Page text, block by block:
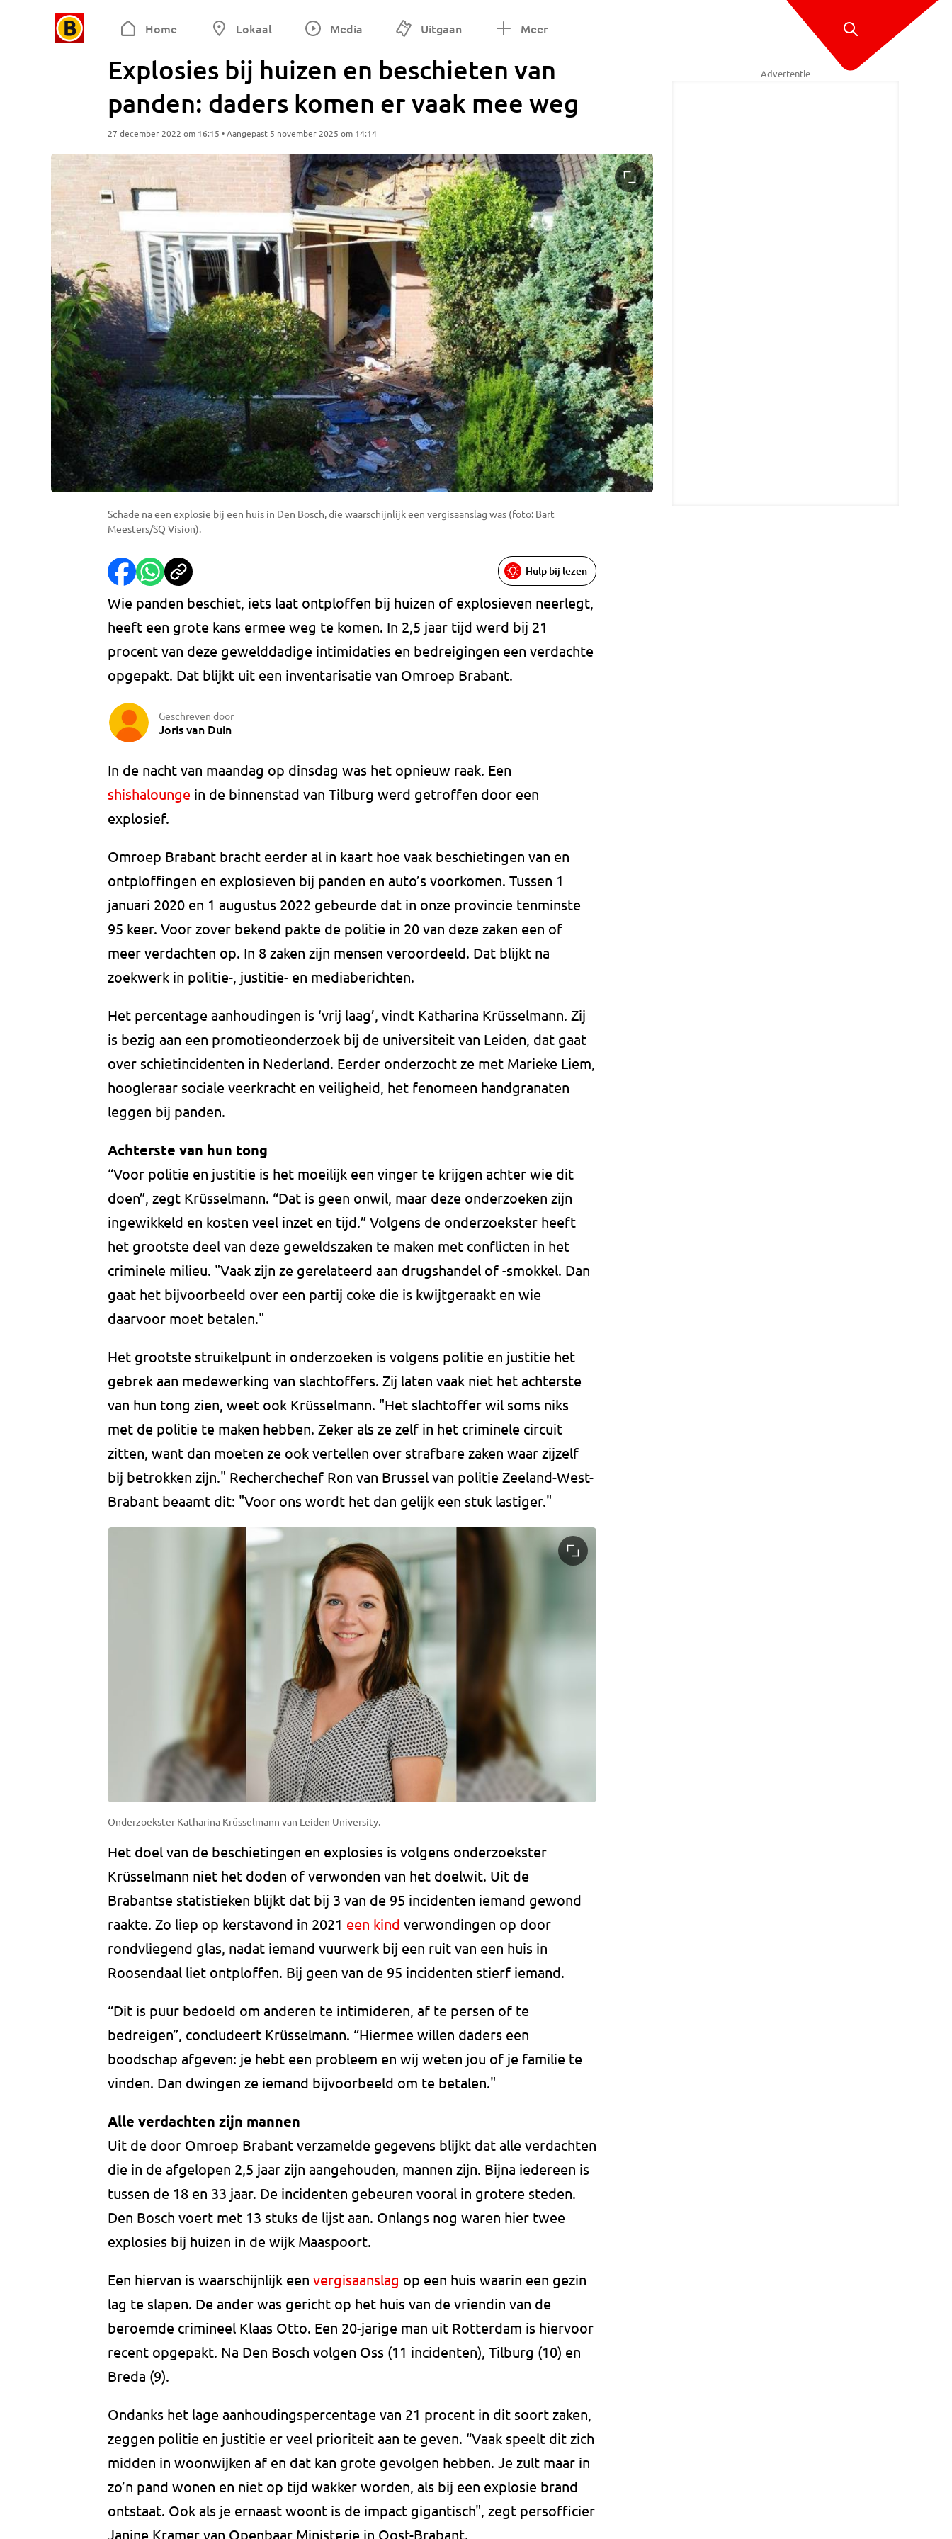
Home Lokaal Media Uitgaan Meer
Explosies bij huizen en beschieten van
panden: daders komen er vaak mee weg
27 december 2022 om 16:15 • Aangepast 5 november 2025 om 14:14
Schade na een explosie bij een huis in Den Bosch, die waarschijnlijk een vergisaanslag was (foto: Bart
Meesters/SQ Vision).
Hulp bij lezen
Wie panden beschiet, iets laat ontploffen bij huizen of explosieven neerlegt,
heeft een grote kans ermee weg te komen. In 2,5 jaar tijd werd bij 21
procent van deze gewelddadige intimidaties en bedreigingen een verdachte
opgepakt. Dat blijkt uit een inventarisatie van Omroep Brabant.
Geschreven door
Joris van Duin
In de nacht van maandag op dinsdag was het opnieuw raak. Een
shishalounge in de binnenstad van Tilburg werd getroffen door een
explosief.
Omroep Brabant bracht eerder al in kaart hoe vaak beschietingen van en
ontploffingen en explosieven bij panden en auto’s voorkomen. Tussen 1
januari 2020 en 1 augustus 2022 gebeurde dat in onze provincie tenminste
95 keer. Voor zover bekend pakte de politie in 20 van deze zaken een of
meer verdachten op. In 8 zaken zijn mensen veroordeeld. Dat blijkt na
zoekwerk in politie-, justitie- en mediaberichten.
Het percentage aanhoudingen is ‘vrij laag’, vindt Katharina Krüsselmann. Zij
is bezig aan een promotieonderzoek bij de universiteit van Leiden, dat gaat
over schietincidenten in Nederland. Eerder onderzocht ze met Marieke Liem,
hoogleraar sociale veerkracht en veiligheid, het fenomeen handgranaten
leggen bij panden.
Achterste van hun tong
“Voor politie en justitie is het moeilijk een vinger te krijgen achter wie dit
doen”, zegt Krüsselmann. “Dat is geen onwil, maar deze onderzoeken zijn
ingewikkeld en kosten veel inzet en tijd.” Volgens de onderzoekster heeft
het grootste deel van deze geweldszaken te maken met conflicten in het
criminele milieu. "Vaak zijn ze gerelateerd aan drugshandel of -smokkel. Dan
gaat het bijvoorbeeld over een partij coke die is kwijtgeraakt en wie
daarvoor moet betalen."
Het grootste struikelpunt in onderzoeken is volgens politie en justitie het
gebrek aan medewerking van slachtoffers. Zij laten vaak niet het achterste
van hun tong zien, weet ook Krüsselmann. "Het slachtoffer wil soms niks
met de politie te maken hebben. Zeker als ze zelf in het criminele circuit
zitten, want dan moeten ze ook vertellen over strafbare zaken waar zijzelf
bij betrokken zijn." Recherchechef Ron van Brussel van politie Zeeland-West-
Brabant beaamt dit: "Voor ons wordt het dan gelijk een stuk lastiger."
Onderzoekster Katharina Krüsselmann van Leiden University.
Het doel van de beschietingen en explosies is volgens onderzoekster
Krüsselmann niet het doden of verwonden van het doelwit. Uit de
Brabantse statistieken blijkt dat bij 3 van de 95 incidenten iemand gewond
raakte. Zo liep op kerstavond in 2021 een kind verwondingen op door
rondvliegend glas, nadat iemand vuurwerk bij een ruit van een huis in
Roosendaal liet ontploffen. Bij geen van de 95 incidenten stierf iemand.
“Dit is puur bedoeld om anderen te intimideren, af te persen of te
bedreigen”, concludeert Krüsselmann. “Hiermee willen daders een
boodschap afgeven: je hebt een probleem en wij weten jou of je familie te
vinden. Dan dwingen ze iemand bijvoorbeeld om te betalen."
Alle verdachten zijn mannen
Uit de door Omroep Brabant verzamelde gegevens blijkt dat alle verdachten
die in de afgelopen 2,5 jaar zijn aangehouden, mannen zijn. Bijna iedereen is
tussen de 18 en 33 jaar. De incidenten gebeuren vooral in grotere steden.
Den Bosch voert met 13 stuks de lijst aan. Onlangs nog waren hier twee
explosies bij huizen in de wijk Maaspoort.
Een hiervan is waarschijnlijk een vergisaanslag op een huis waarin een gezin
lag te slapen. De ander was gericht op het huis van de vriendin van de
beroemde crimineel Klaas Otto. Een 20-jarige man uit Rotterdam is hiervoor
recent opgepakt. Na Den Bosch volgen Oss (11 incidenten), Tilburg (10) en
Breda (9).
Ondanks het lage aanhoudingspercentage van 21 procent in dit soort zaken,
zeggen politie en justitie er veel prioriteit aan te geven. “Vaak speelt dit zich
midden in woonwijken af en dat kan grote gevolgen hebben. Je zult maar in
zo’n pand wonen en niet op tijd wakker worden, als bij een explosie brand
ontstaat. Ook als je ernaast woont is de impact gigantisch", zegt persofficier
Janine Kramer van Openbaar Ministerie in Oost-Brabant.
Advertentie